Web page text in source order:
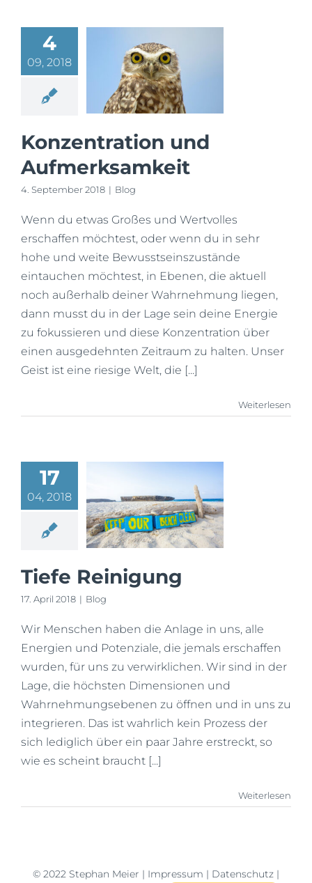
4
09, 2018
Konzentration und
Aufmerksamkeit
4. September 2018 | Blog
Wenn du etwas Großes und Wertvolles
erschaffen möchtest, oder wenn du in sehr
hohe und weite Bewusstseinszustände
eintauchen möchtest, in Ebenen, die aktuell
noch außerhalb deiner Wahrnehmung liegen,
dann musst du in der Lage sein deine Energie
zu fokussieren und diese Konzentration über
einen ausgedehnten Zeitraum zu halten. Unser
Geist ist eine riesige Welt, die [...]
Weiterlesen
17
04, 2018
Tiefe Reinigung
17. April 2018 | Blog
Wir Menschen haben die Anlage in uns, alle
Energien und Potenziale, die jemals erschaffen
wurden, für uns zu verwirklichen. Wir sind in der
Lage, die höchsten Dimensionen und
Wahrnehmungsebenen zu öffnen und in uns zu
integrieren. Das ist wahrlich kein Prozess der
sich lediglich über ein paar Jahre erstreckt, so
wie es scheint braucht [...]
Weiterlesen
© 2022 Stephan Meier | Impressum | Datenschutz |